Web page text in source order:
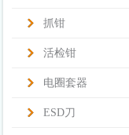
抓钳
活检钳
电圈套器
ESD刀